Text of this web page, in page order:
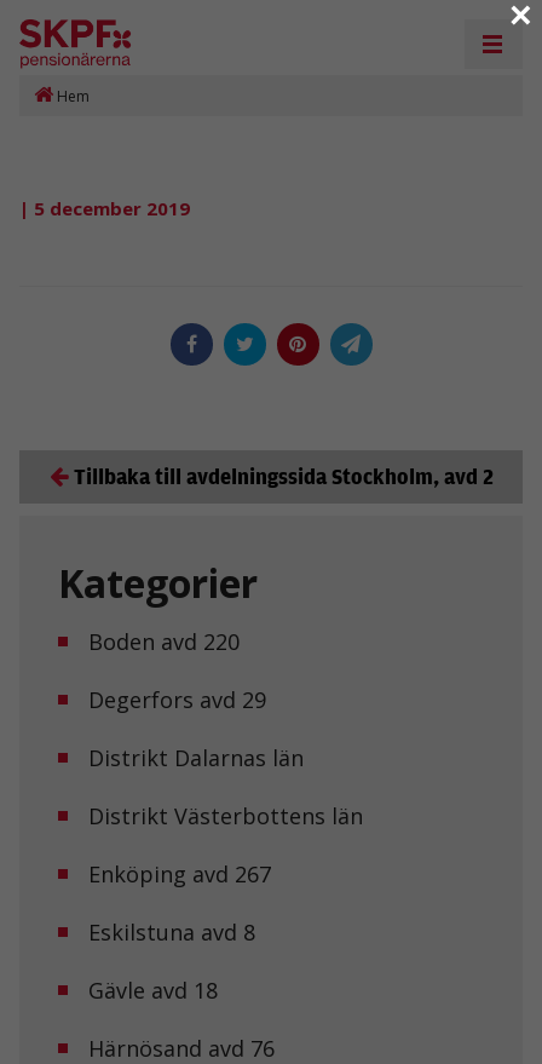
Hem
Tillbaka till avdelningssida Stockholm, avd 2
Kategorier
Boden avd 220
Degerfors avd 29
Distrikt Dalarnas län
Distrikt Västerbottens län
Enköping avd 267
Eskilstuna avd 8
Gävle avd 18
Härnösand avd 76
| 5 december 2019
×